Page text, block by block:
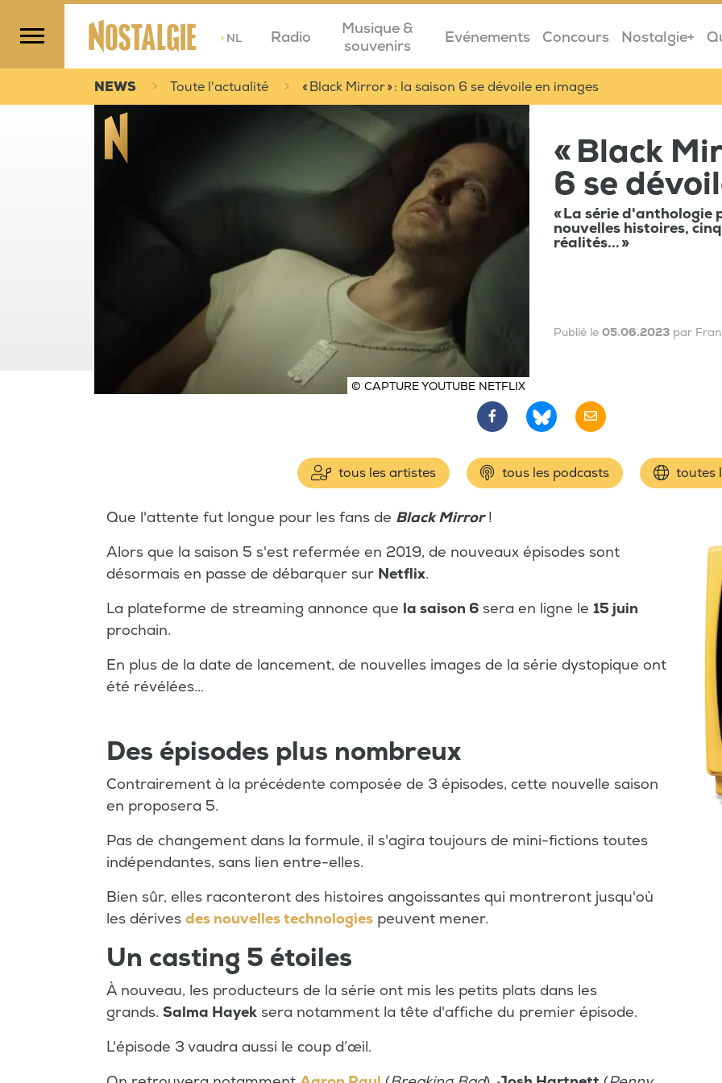
>NL Radio
Musique &
souvenirs
Evénements Concours Nostalgie+
NEWS Toute l'actualité « Black Mirror » : la saison 6 se dévoile en images
© CAPTURE YOUTUBE NETFLIX
« Black
6 se
« La série d'anthologie
nouvelles histoires,
réalités... »
Publié le 05.06.2023 par
tous les artistes tous les podcasts toutes
Que l'attente fut longue pour les fans de Black Mirror!
Alors que la saison 5 s'est refermée en 2019, de nouveaux épisodes sont
désormais en passe de débarquer sur Netflix.
La plateforme de streaming annonce que la saison 6 sera en ligne le 15 juin
prochain.
En plus de la date de lancement, de nouvelles images de la série dystopique ont
été révélées...
Des épisodes plus nombreux
Contrairement à la précédente composée de 3 épisodes, cette nouvelle saison
en proposera 5.
Pas de changement dans la formule, il s'agira toujours de mini-fictions toutes
indépendantes, sans lien entre-elles.
Bien sûr, elles raconteront des histoires angoissantes qui montreront jusqu'où
les dérives des nouvelles technologies peuvent mener.
Un casting 5 étoiles
À nouveau, les producteurs de la série ont mis les petits plats dans les
grands. Salma Hayek sera notamment la tête d'affiche du premier épisode.
L'épisode 3 vaudra aussi le coup d’œil.